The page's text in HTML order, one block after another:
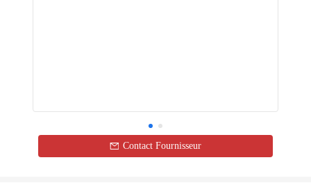
Contact Fournisseur